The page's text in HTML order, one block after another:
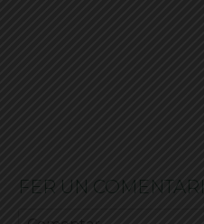
FER UN COMENTARI